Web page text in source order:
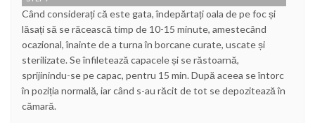
Când considerați că este gata, îndepărtați oala de pe foc și
lăsați să se răcească timp de 10-15 minute, amestecând
ocazional, înainte de a turna în borcane curate, uscate și
sterilizate. Se înfiletează capacele și se răstoarnă,
sprijinindu-se pe capac, pentru 15 min. După aceea se întorc
în poziția normală, iar când s-au răcit de tot se depozitează în
cămară.